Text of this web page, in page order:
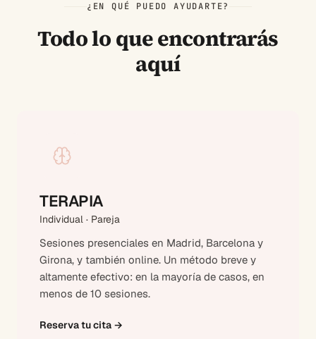
¿EN QUÉ PUEDO AYUDARTE?
Todo lo que encontrarás
aquí
TERAPIA
Individual · Pareja
Sesiones presenciales en Madrid, Barcelona y
Girona, y también online. Un método breve y
altamente efectivo: en la mayoría de casos, en
menos de 10 sesiones.
Reserva tu cita →